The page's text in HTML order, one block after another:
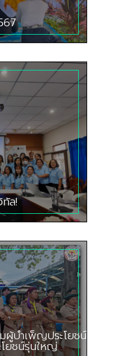
ล!
ผู้บำเพ็ญประโยชน์
ยชน์รุ่นใหญ่